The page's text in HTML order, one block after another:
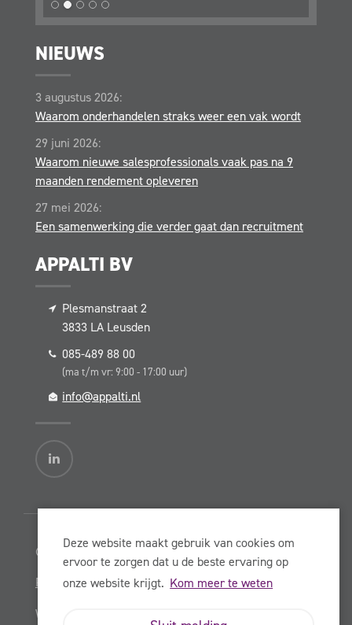
Deze website maakt gebruik van cookies om
ervoor te zorgen dat u de beste ervaring op
onze website krijgt. Kom meer te weten
NIEUWS
3 augustus 2026:
Waarom onderhandelen straks weer een vak wordt
29 juni 2026:
Waarom nieuwe salesprofessionals vaak pas na 9
maanden rendement opleveren
27 mei 2026:
Een samenwerking die verder gaat dan recruitment
APPALTI BV
Plesmanstraat 2
3833 LA Leusden
085-489 88 00
(ma t/m vr: 9:00 - 17:00 uur)
info@appalti.nl
© Copyright Appalti BV 2026
Privacy Statement
Website: